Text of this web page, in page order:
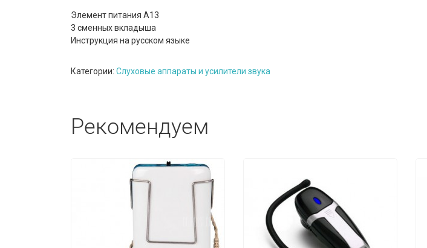
Элемент питания А13
3 сменных вкладыша
Инструкция на русском языке
Категории: Слуховые аппараты и усилители звука
Рекомендуем